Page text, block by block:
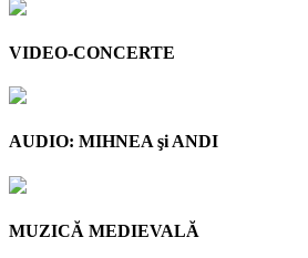
VIDEO-CONCERTE
AUDIO: MIHNEA şi ANDI
MUZICĂ MEDIEVALĂ